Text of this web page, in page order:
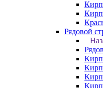
Рядовой